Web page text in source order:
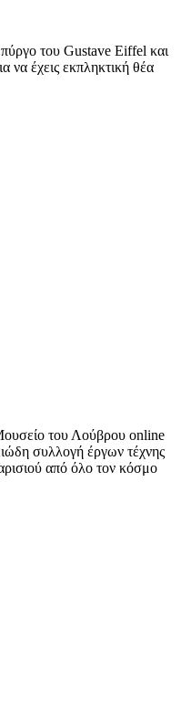
του Gustave Eiffel και
να έχεις εκπληκτική θέα
του Λούβρου online
συλλογή έργων τέχνης
από όλο τον κόσμο